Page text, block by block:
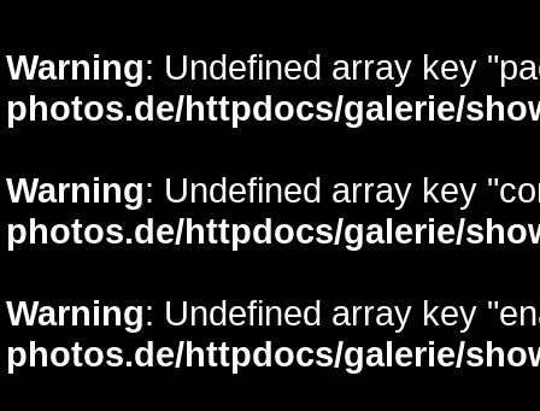
Warning: Undefined array key
photos.de/httpdocs/galerie/
Warning: Undefined array key
photos.de/httpdocs/galerie/
Warning: Undefined array key
photos.de/httpdocs/galerie/